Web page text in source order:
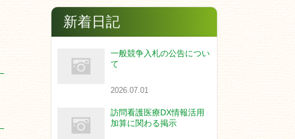
新着日記
一般競争入札の公告につい
て
2026.07.01
訪問看護医療DX情報活用
加算に関わる掲示